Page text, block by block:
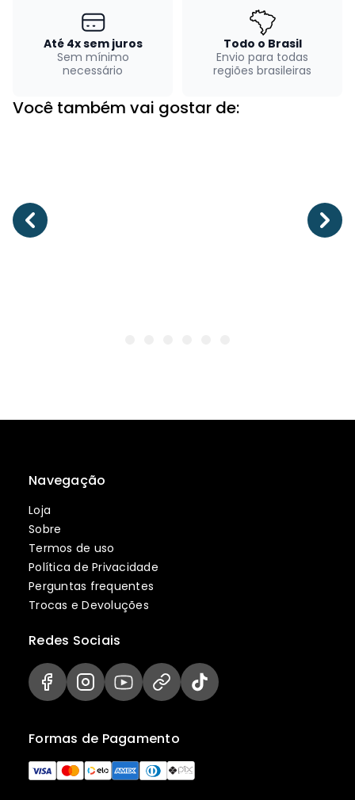
Até 4x sem juros
Sem mínimo
necessário
Todo o Brasil
Envio para todas
regiões brasileiras
Você também vai gostar de:
Navegação
Loja
Sobre
Termos de uso
Política de Privacidade
Perguntas frequentes
Trocas e Devoluções
Formas de Pagamento
Redes Sociais